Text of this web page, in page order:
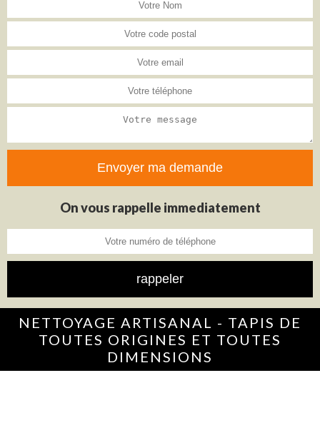
On vous rappelle immediatement
NETTOYAGE ARTISANAL - TAPIS DE
TOUTES ORIGINES ET TOUTES
DIMENSIONS